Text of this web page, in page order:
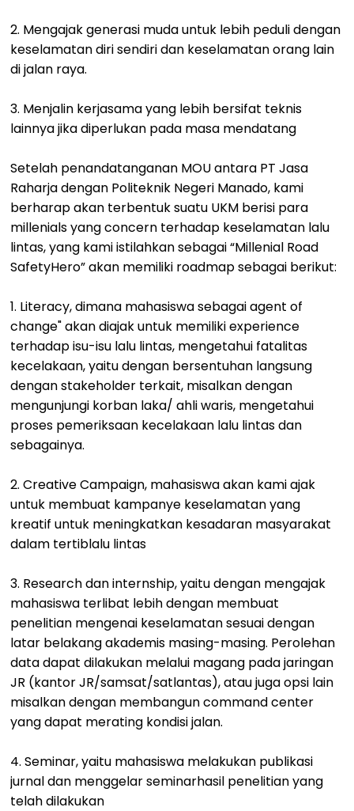
2. Mengajak generasi muda untuk lebih peduli dengan
keselamatan diri sendiri dan keselamatan orang lain
di jalan raya.
3. Menjalin kerjasama yang lebih bersifat teknis
lainnya jika diperlukan pada masa mendatang
Setelah penandatanganan MOU antara PT Jasa
Raharja dengan Politeknik Negeri Manado, kami
berharap akan terbentuk suatu UKM berisi para
millenials yang concern terhadap keselamatan lalu
lintas, yang kami istilahkan sebagai “Millenial Road
SafetyHero” akan memiliki roadmap sebagai berikut:
1. Literacy, dimana mahasiswa sebagai agent of
change" akan diajak untuk memiliki experience
terhadap isu-isu lalu lintas, mengetahui fatalitas
kecelakaan, yaitu dengan bersentuhan langsung
dengan stakeholder terkait, misalkan dengan
mengunjungi korban laka/ ahli waris, mengetahui
proses pemeriksaan kecelakaan lalu lintas dan
sebagainya.
2. Creative Campaign, mahasiswa akan kami ajak
untuk membuat kampanye keselamatan yang
kreatif untuk meningkatkan kesadaran masyarakat
dalam tertiblalu lintas
3. Research dan internship, yaitu dengan mengajak
mahasiswa terlibat lebih dengan membuat
penelitian mengenai keselamatan sesuai dengan
latar belakang akademis masing-masing. Perolehan
data dapat dilakukan melalui magang pada jaringan
JR (kantor JR/samsat/satlantas), atau juga opsi lain
misalkan dengan membangun command center
yang dapat merating kondisi jalan.
4. Seminar, yaitu mahasiswa melakukan publikasi
jurnal dan menggelar seminarhasil penelitian yang
telah dilakukan